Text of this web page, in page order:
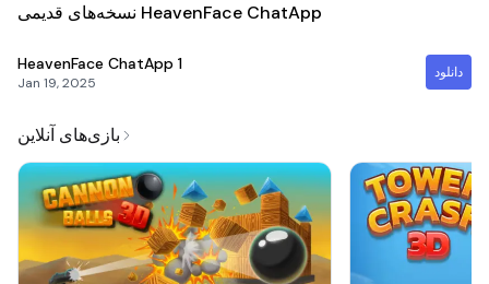
نسخه‌های قدیمی HeavenFace ChatApp
HeavenFace ChatApp 1
Jan 19, 2025
دانلود
بازی‌های آنلاین